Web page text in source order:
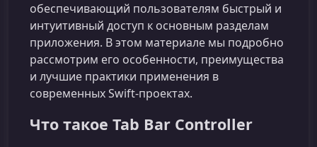
обеспечивающий пользователям быстрый и
интуитивный доступ к основным разделам
приложения. В этом материале мы подробно
рассмотрим его особенности, преимущества
и лучшие практики применения в
современных Swift‑проектах.
Что такое Tab Bar Controller